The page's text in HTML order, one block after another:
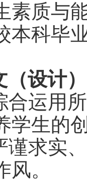
素质与
本科毕
（设计
合运用
学生的
谨求实
。